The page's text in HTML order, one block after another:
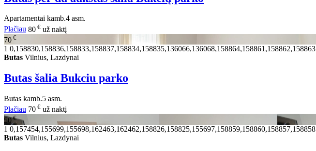
Apartamentai kamb.4 asm.
Plačiau 80 € už naktį
70 €
1 0,158830,158836,158833,158837,158834,158835,136066,136068,158864,158861,158862,158863
Butas Vilnius, Lazdynai
Butas šalia Bukciu parko
Butas kamb.5 asm.
Plačiau 70 € už naktį
50€
1 0,157454,155699,155698,162463,162462,158826,158825,155697,158859,158860,158857,158858
Butas Vilnius, Lazdynai